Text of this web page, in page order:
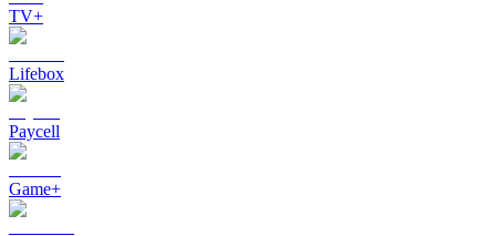
TV+
Lifebox
Paycell
Game+